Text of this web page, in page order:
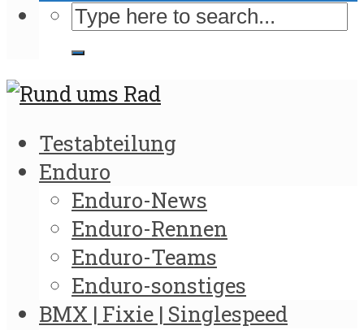
Testabteilung
Enduro
Enduro-News
Enduro-Rennen
Enduro-Teams
Enduro-sonstiges
BMX | Fixie | Singlespeed